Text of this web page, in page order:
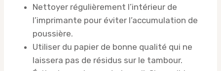
Nettoyer régulièrement l’intérieur de
l’imprimante pour éviter l’accumulation de
poussière.
Utiliser du papier de bonne qualité qui ne
laissera pas de résidus sur le tambour.